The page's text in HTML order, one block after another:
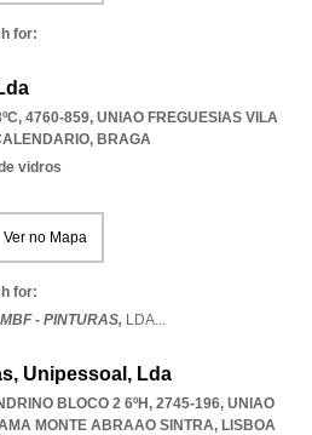
for:
4760-859, UNIAO FREGUESIAS VILA
, BRAGA
vidros
Ver no Mapa
for:
MBF - PINTURAS, LDA...
Unipessoal, Lda
BLOCO 2 6ºH, 2745-196, UNIAO
MONTE ABRAAO SINTRA, LISBOA